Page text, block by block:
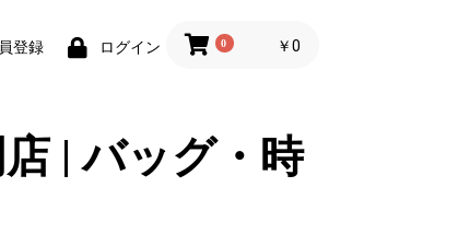
登録 ログイン 0 ￥0
| バッグ・時